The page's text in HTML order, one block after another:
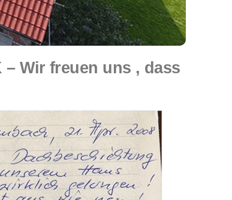
Wir freuen uns , dass